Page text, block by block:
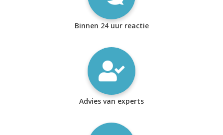
Binnen 24 uur reactie
Advies van experts